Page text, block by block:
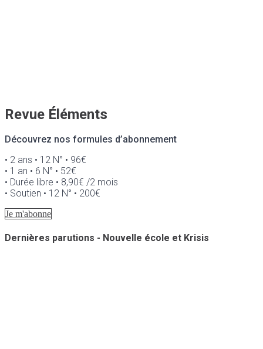
Revue Éléments
Découvrez nos formules d’abonnement
• 2 ans • 12 N° • 96€
• 1 an • 6 N° • 52€
• Durée libre • 8,90€ /2 mois
• Soutien • 12 N° • 200€
Je m'abonne
Dernières parutions - Nouvelle école et Krisis